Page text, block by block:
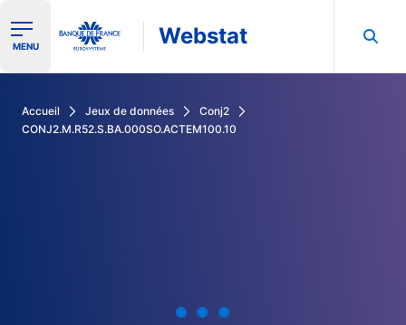
Ouvrir le menu de navigation
MENU Webstat
Accueil Jeux de données
Conj2
CONJ2.M.R52.S.BA.000SO.ACTEM100.10